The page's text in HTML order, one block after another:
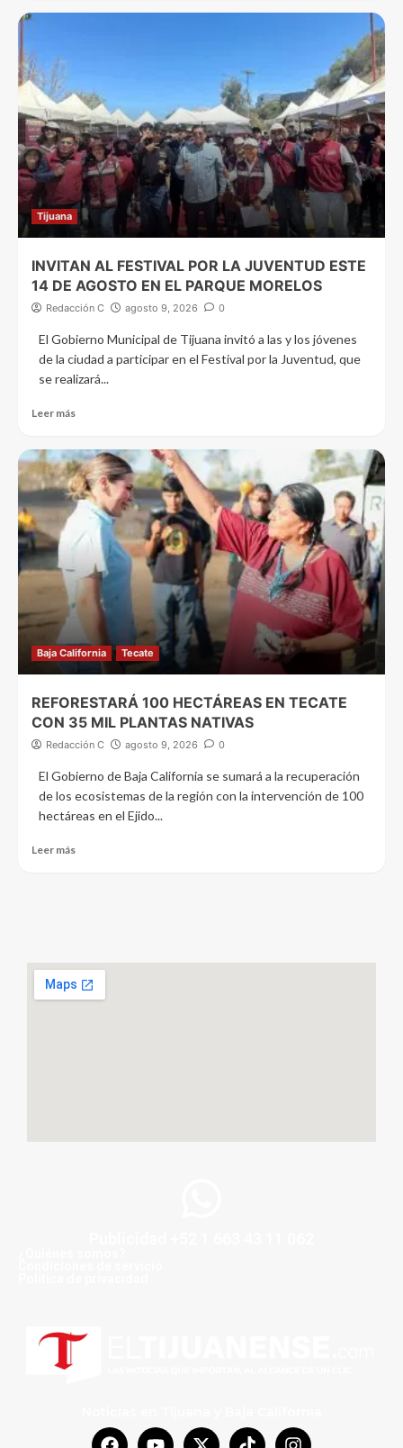
Tijuana
INVITAN AL FESTIVAL POR LA JUVENTUD ESTE
14 DE AGOSTO EN EL PARQUE MORELOS
Redacción C agosto 9, 2026 0
El Gobierno Municipal de Tijuana invitó a las y los jóvenes
de la ciudad a participar en el Festival por la Juventud, que
se realizará...
Leer más
Baja California Tecate
REFORESTARÁ 100 HECTÁREAS EN TECATE
CON 35 MIL PLANTAS NATIVAS
Redacción C agosto 9, 2026 0
El Gobierno de Baja California se sumará a la recuperación
de los ecosistemas de la región con la intervención de 100
hectáreas en el Ejido...
Leer más